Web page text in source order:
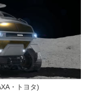
・トヨタ)